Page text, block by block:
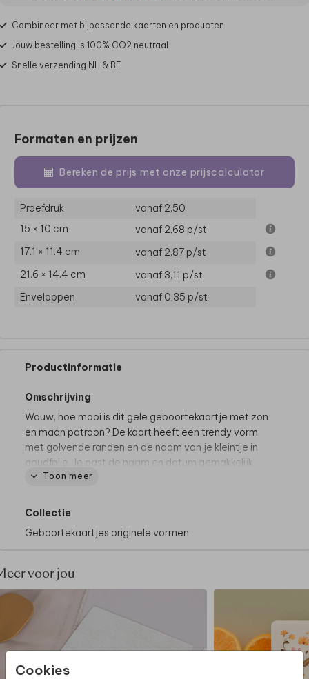
Cookies
Combineer met bijpassende kaarten en producten
Jouw bestelling is 100% CO2 neutraal
Snelle verzending NL & BE
Formaten en prijzen
Bereken de prijs met onze prijscalculator
Proefdruk
vanaf 2,50
15 × 10 cm
vanaf 2,68 p/st
17.1 × 11.4 cm
vanaf 2,87 p/st
21.6 × 14.4 cm
vanaf 3,11 p/st
Enveloppen
vanaf 0,35 p/st
Productinformatie
Omschrijving
Wauw, hoe mooi is dit gele geboortekaartje met zon
en maan patroon? De kaart heeft een trendy vorm
met golvende randen en de naam van je kleintje in
goudfolie. Je past de naam en datum gemakkelijk
zelf aan met onze online editor!
Toon meer
Collectie
Geboortekaartjes originele vormen
voor jou